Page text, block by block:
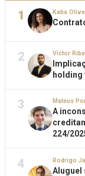
1 Katia
2 Victor
3 Mateus
A
224/
4 Rodrigo
Aluguel